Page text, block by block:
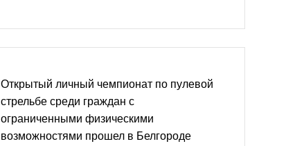
Открытый личный чемпионат по пулевой
стрельбе среди граждан с
ограниченными физическими
возможностями прошел в Белгороде